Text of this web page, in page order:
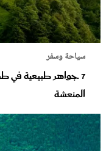
سياحة وسفر
7 جواهر طبيعية في
المنعشة